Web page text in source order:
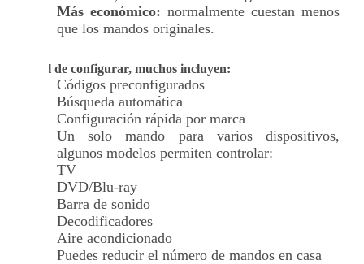
Más económico: normalmente cuestan menos
que los mandos originales.
Fácil de configurar, muchos incluyen:
Códigos preconfigurados
Búsqueda automática
Configuración rápida por marca
Un solo mando para varios dispositivos,
algunos modelos permiten controlar:
TV
DVD/Blu-ray
Barra de sonido
Decodificadores
Aire acondicionado
Puedes reducir el número de mandos en casa